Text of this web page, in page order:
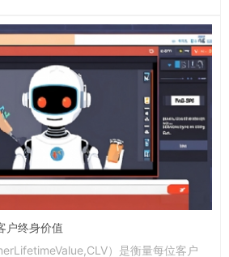
户终身价值
）是衡量每位客户